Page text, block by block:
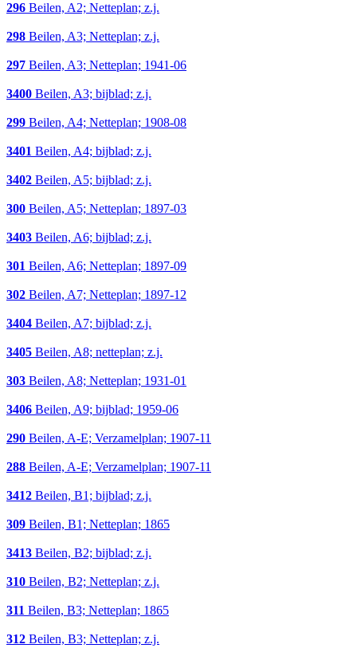
296 Beilen, A2; Netteplan; z.j.
298 Beilen, A3; Netteplan; z.j.
297 Beilen, A3; Netteplan; 1941-06
3400 Beilen, A3; bijblad; z.j.
299 Beilen, A4; Netteplan; 1908-08
3401 Beilen, A4; bijblad; z.j.
3402 Beilen, A5; bijblad; z.j.
300 Beilen, A5; Netteplan; 1897-03
3403 Beilen, A6; bijblad; z.j.
301 Beilen, A6; Netteplan; 1897-09
302 Beilen, A7; Netteplan; 1897-12
3404 Beilen, A7; bijblad; z.j.
3405 Beilen, A8; netteplan; z.j.
303 Beilen, A8; Netteplan; 1931-01
3406 Beilen, A9; bijblad; 1959-06
290 Beilen, A-E; Verzamelplan; 1907-11
288 Beilen, A-E; Verzamelplan; 1907-11
3412 Beilen, B1; bijblad; z.j.
309 Beilen, B1; Netteplan; 1865
3413 Beilen, B2; bijblad; z.j.
310 Beilen, B2; Netteplan; z.j.
311 Beilen, B3; Netteplan; 1865
312 Beilen, B3; Netteplan; z.j.